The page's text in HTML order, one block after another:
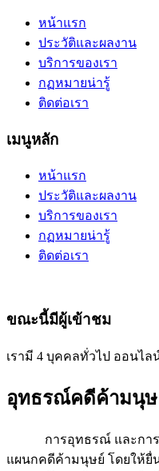
หน้าแรก
ประวัติและผลงาน
บริการของเรา
กฏหมายน่ารู้
ติดต่อเรา
เมนูหลัก
หน้าแรก
ประวัติและผลงาน
บริการของเรา
กฏหมายน่ารู้
ติดต่อเรา
ขณะนี้มีผู้เข้าชม
เรามี 4 บุคคลทั่วไป ออนไล
อุทธรณ์คดีค้ามนุษ
การอุทธรณ์ และการฏีก
แผนกคดีค้ามนุษย์ โดยให้